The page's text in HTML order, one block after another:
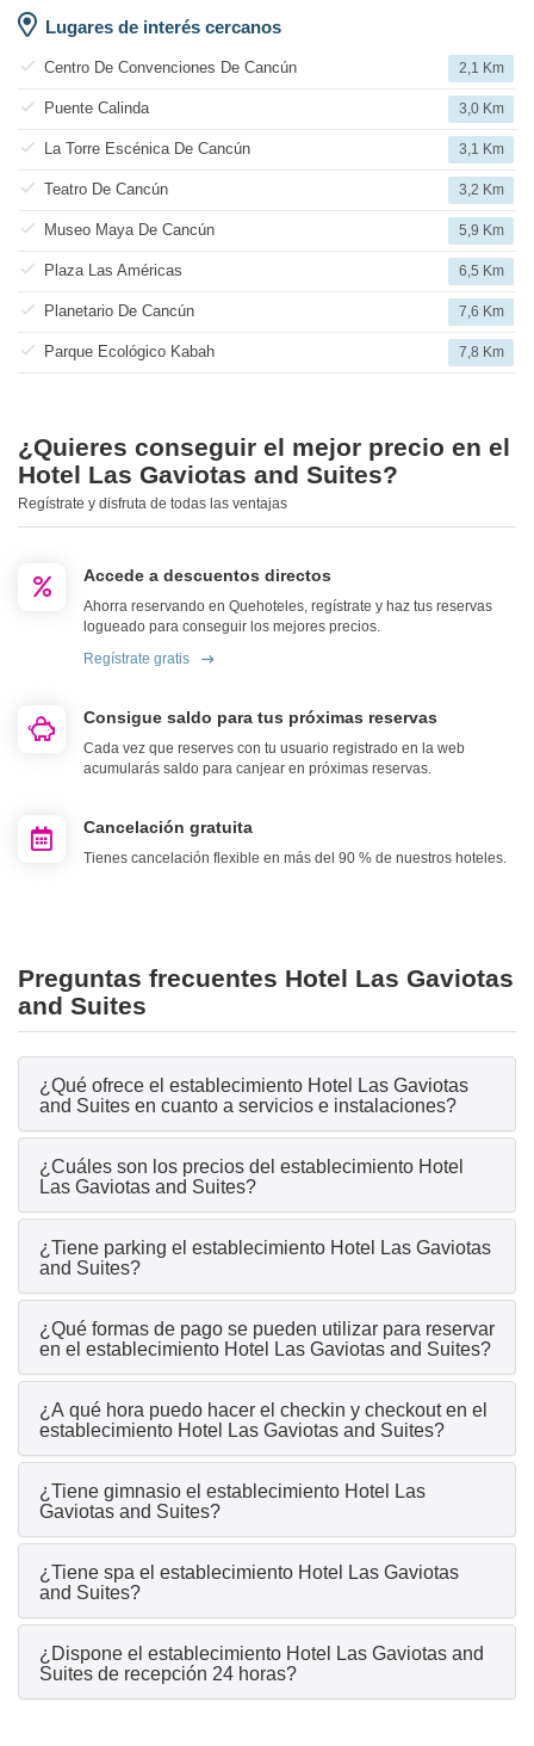
Lugares de interés cercanos
Centro De Convenciones De Cancún 2,1 Km
Puente Calinda 3,0 Km
La Torre Escénica De Cancún 3,1 Km
Teatro De Cancún 3,2 Km
Museo Maya De Cancún 5,9 Km
Plaza Las Américas 6,5 Km
Planetario De Cancún 7,6 Km
Parque Ecológico Kabah 7,8 Km
¿Quieres conseguir el mejor precio en el
Hotel Las Gaviotas and Suites?
Regístrate y disfruta de todas las ventajas
Accede a descuentos directos
Ahorra reservando en Quehoteles, regístrate y haz tus reservas
logueado para conseguir los mejores precios.
Regístrate gratis
Consigue saldo para tus próximas reservas
Cada vez que reserves con tu usuario registrado en la web
acumularás saldo para canjear en próximas reservas.
Cancelación gratuita
Tienes cancelación flexible en más del 90 % de nuestros hoteles.
Preguntas frecuentes Hotel Las Gaviotas
and Suites
¿Qué ofrece el establecimiento Hotel Las Gaviotas
and Suites en cuanto a servicios e instalaciones?
¿Cuáles son los precios del establecimiento Hotel
Las Gaviotas and Suites?
¿Tiene parking el establecimiento Hotel Las Gaviotas
and Suites?
¿Qué formas de pago se pueden utilizar para reservar
en el establecimiento Hotel Las Gaviotas and Suites?
¿A qué hora puedo hacer el checkin y checkout en el
establecimiento Hotel Las Gaviotas and Suites?
¿Tiene gimnasio el establecimiento Hotel Las
Gaviotas and Suites?
¿Tiene spa el establecimiento Hotel Las Gaviotas
and Suites?
¿Dispone el establecimiento Hotel Las Gaviotas and
Suites de recepción 24 horas?